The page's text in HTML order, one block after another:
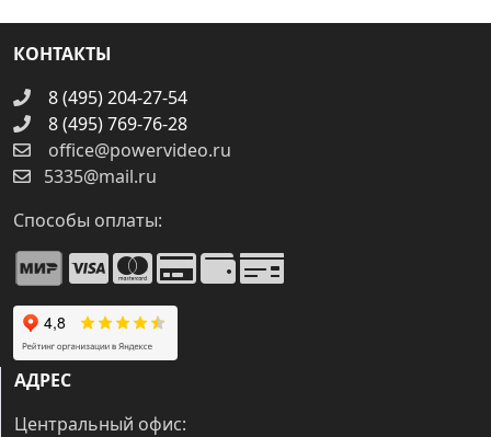
КОНТАКТЫ
8 (495) 204-27-54
8 (495) 769-76-28
office@powervideo.ru
5335@mail.ru
Способы оплаты:
АДРЕС
Центральный офис: